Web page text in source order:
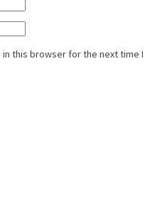
this browser for the next time I